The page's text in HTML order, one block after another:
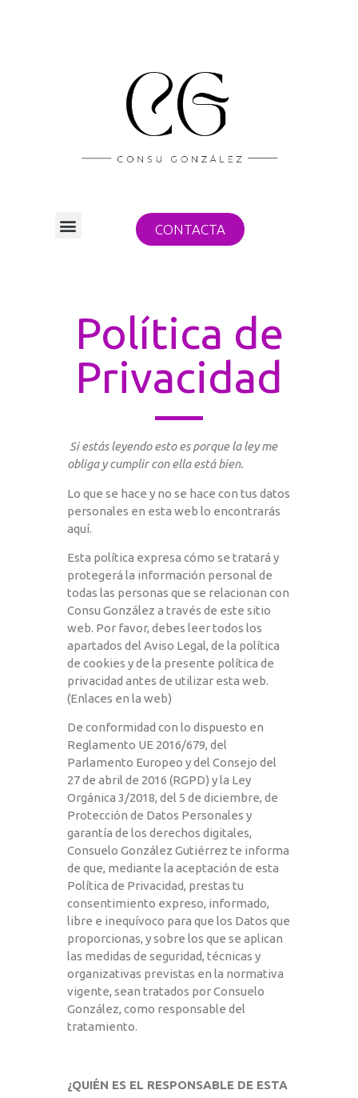
CONTACTA
Política de
Privacidad
Si estás leyendo esto es porque la ley me
obliga y cumplir con ella está bien.
Lo que se hace y no se hace con tus datos
personales en esta web lo encontrarás
aquí.
Esta política expresa cómo se tratará y
protegerá la información personal de
todas las personas que se relacionan con
Consu González a través de este sitio
web. Por favor, debes leer todos los
apartados del Aviso Legal, de la política
de cookies y de la presente política de
privacidad antes de utilizar esta web.
(Enlaces en la web)
De conformidad con lo dispuesto en
Reglamento UE 2016/679, del
Parlamento Europeo y del Consejo del
27 de abril de 2016 (RGPD) y la Ley
Orgánica 3/2018, del 5 de diciembre, de
Protección de Datos Personales y
garantía de los derechos digitales,
Consuelo González Gutiérrez te informa
de que, mediante la aceptación de esta
Política de Privacidad, prestas tu
consentimiento expreso, informado,
libre e inequívoco para que los Datos que
proporcionas, y sobre los que se aplican
las medidas de seguridad, técnicas y
organizativas previstas en la normativa
vigente, sean tratados por Consuelo
González, como responsable del
tratamiento.
¿QUIÉN ES EL RESPONSABLE DE ESTA